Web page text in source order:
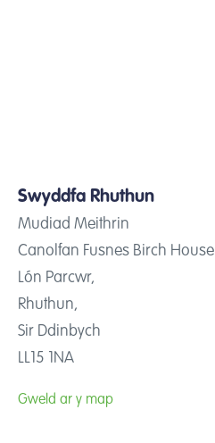
Swyddfa Rhuthun
Mudiad Meithrin
Canolfan Fusnes Birch House
Lón Parcwr,
Rhuthun,
Sir Ddinbych
LL15 1NA
Gweld ar y map